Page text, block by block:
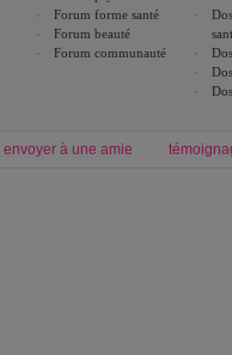
Forum forme santé
Forum beauté
Forum communauté
envoyer à une amie